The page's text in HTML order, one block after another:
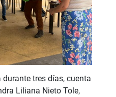
durante tres días, cuenta
Liliana Nieto Tole,